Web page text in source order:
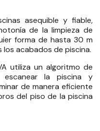
asequible y fiable,
de la limpieza de
forma de hasta 30 m
acabados de piscina.
utiliza un algoritmo de
escanear la piscina y
de manera eficiente
del piso de la piscina